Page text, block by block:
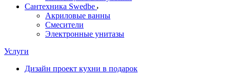
Сантехника Swedbe
Акриловые ванны
Смесители
Электронные унитазы
Услуги
Дизайн проект кухни в подарок